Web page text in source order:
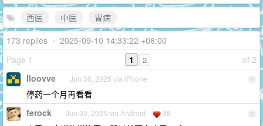
西医 中医
胃病
173 replies • 2025-09-10 14:33:22 +08:00
Page 1
of 2
1 2
1
lloovve Jun 30, 2025 via iPhone
停药一个月再看看
2
ferock Jun 30, 2025 via Android 38